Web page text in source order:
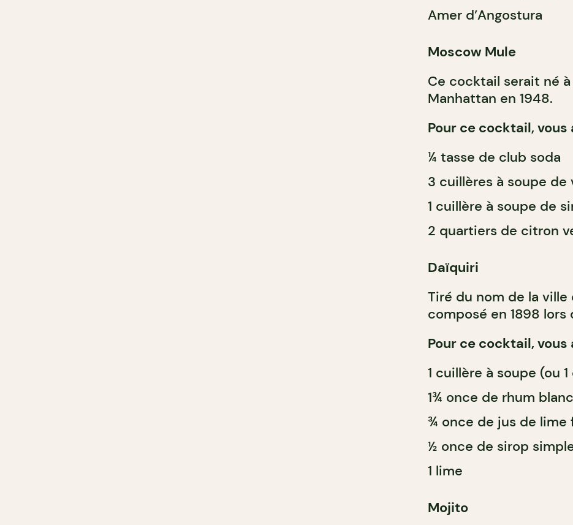
Amer d’Angostura
Moscow Mule
Ce cocktail serait né
Manhattan en 1948.
Pour ce cocktail, vous
¼ tasse de club soda
3 cuillères à soupe de
1 cuillère à soupe de
2 quartiers de citron
Daïquiri
Tiré du nom de la
composé en 1898
Pour ce cocktail, vous
1 cuillère à soupe (ou
1¾ once de rhum blanc
¾ once de jus de lime
½ once de sirop
1 lime
Mojito